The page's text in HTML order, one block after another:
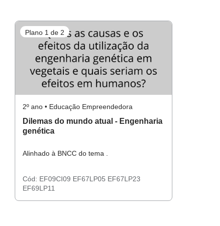
Componentes:
Ciências e Língua Portuguesa.
Materiais Necessários:
Materiais para confecção de painéis: cartolina, folha A3, ou
Plano 1 de 2
2º ano • Educação Empreendedora
Dilemas do mundo atual - Engenharia
genética
Alinhado à BNCC do tema .
Cód: EF09CI09 EF67LP05 EF67LP23
EF69LP11